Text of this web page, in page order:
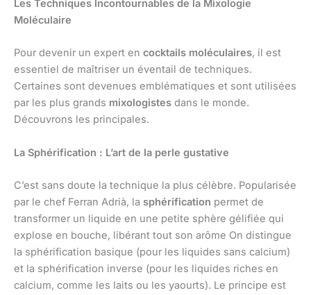
Les Techniques Incontournables de la Mixologie
Moléculaire
Pour devenir un expert en cocktails moléculaires, il est
essentiel de maîtriser un éventail de techniques.
Certaines sont devenues emblématiques et sont utilisées
par les plus grands mixologistes dans le monde.
Découvrons les principales.
La Sphérification : L’art de la perle gustative
C’est sans doute la technique la plus célèbre. Popularisée
par le chef Ferran Adrià, la sphérification permet de
transformer un liquide en une petite sphère gélifiée qui
explose en bouche, libérant tout son arôme On distingue
la sphérification basique (pour les liquides sans calcium)
et la sphérification inverse (pour les liquides riches en
calcium, comme les laits ou les yaourts). Le principe est